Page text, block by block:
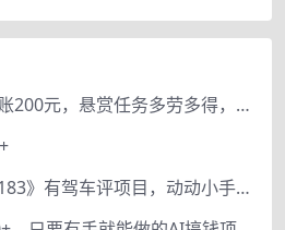
赏帮赚悬赏奖励到账200元，悬赏任务多劳多得，人人可做。
《188个赚钱项目-183》有驾车评项目，动动小手，复制粘贴赚44元！